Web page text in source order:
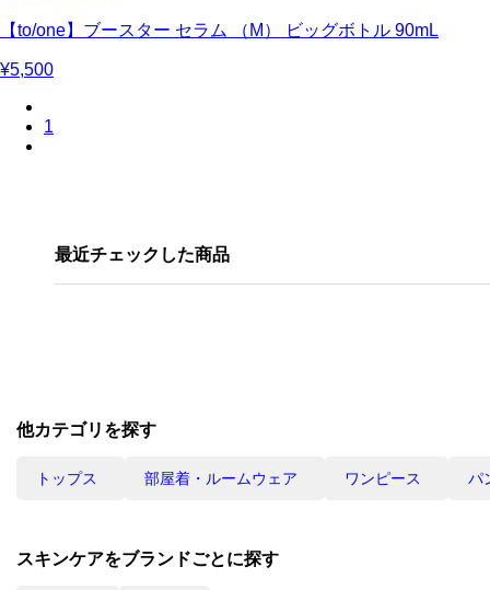
【to/one】ブースター セラム （M） ビッグボトル 90mL
¥5,500
1
最近チェックした商品
他カテゴリを探す
トップス ワンピース パ
部屋着・ルームウェア
スキンケアをブランドごとに探す